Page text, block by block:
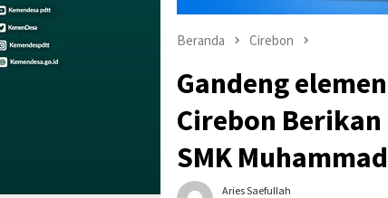
Beranda Cirebon
Gandeng
Cirebon
SMK
Aries Saefullah